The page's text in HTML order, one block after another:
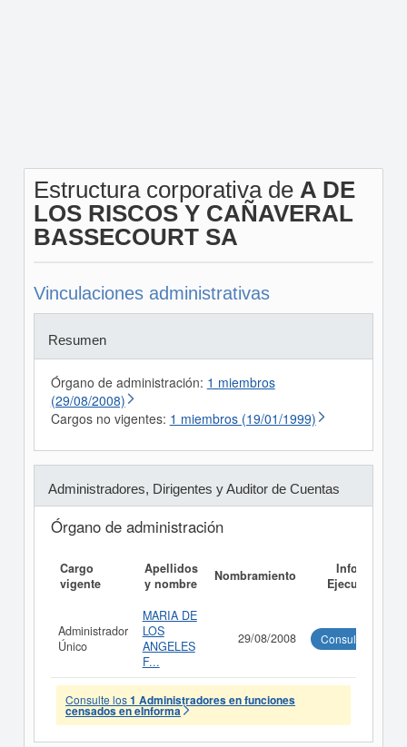
Estructura corporativa de A DE
LOS RISCOS Y CAÑAVERAL
BASSECOURT SA
Vinculaciones administrativas
Resumen
Órgano de administración: 1 miembros
(29/08/2008)
Cargos no vigentes: 1 miembros (19/01/1999)
Administradores, Dirigentes y Auditor de Cuentas
Órgano de administración
Cargo
vigente
Apellidos
y nombre
Nombramiento
Informe
Ejecutivo
Administrador
Único
MARIA DE
LOS
ANGELES
F...
29/08/2008 Consultar
Consulte los1 Administradores en funciones
censados en eInforma